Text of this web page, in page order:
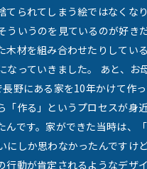
てられてしまう絵ではなくな
ういうのを見ているのが好き
木材を組み合わせたりしてい
なっていきました。 あと、お
野にある家を10年かけて作
「作る」というプロセスが身
んです。家ができた当時は、
にしか思わなかったんですけ
行動が肯定されるようなデザ